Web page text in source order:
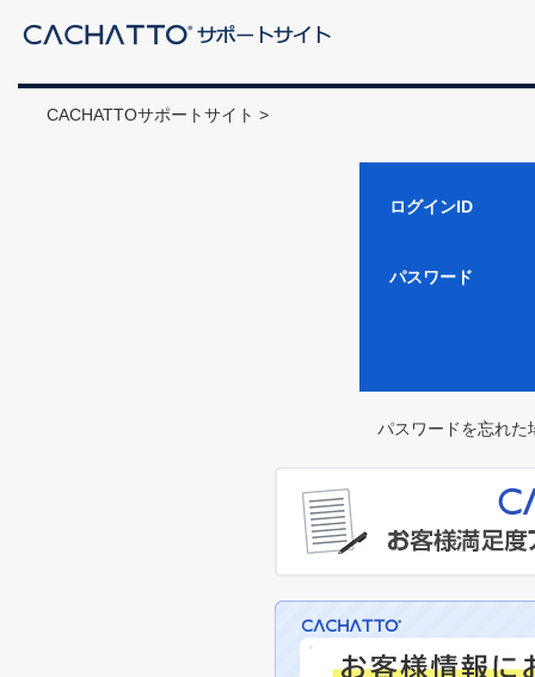
CACHATTOサポートサイト >
ログインID
パスワード
パスワードを忘れた